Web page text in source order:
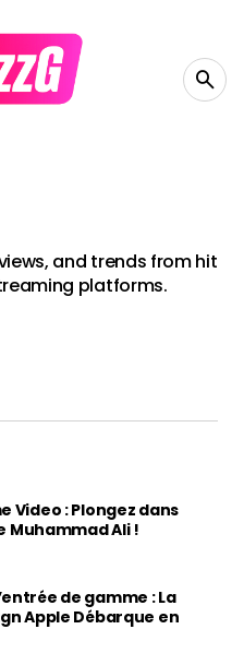
and trends from hit
platforms.
Video : Plongez dans
Muhammad Ali !
de gamme : La
Apple Débarque en